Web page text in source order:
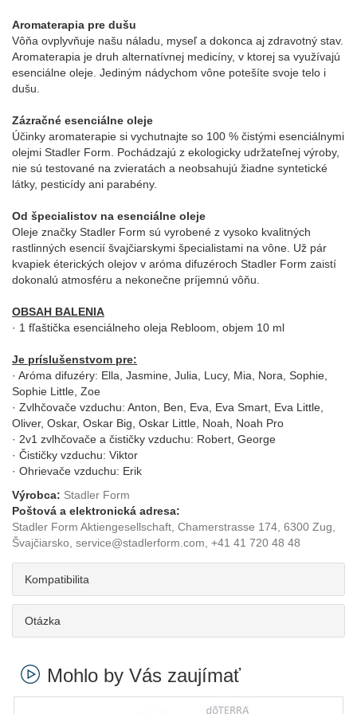
Aromaterapia pre dušu
Vôňa ovplyvňuje našu náladu, myseľ a dokonca aj zdravotný stav.
Aromaterapia je druh alternatívnej medicíny, v ktorej sa využívajú
esenciálne oleje. Jediným nádychom vône potešíte svoje telo i
dušu.
Zázračné esenciálne oleje
Účinky aromaterapie si vychutnajte so 100 % čistými esenciálnymi
olejmi Stadler Form. Pochádzajú z ekologicky udržateľnej výroby,
nie sú testované na zvieratách a neobsahujú žiadne syntetické
látky, pesticídy ani parabény.
Od špecialistov na esenciálne oleje
Oleje značky Stadler Form sú vyrobené z vysoko kvalitných
rastlinných esencií švajčiarskymi špecialistami na vône. Už pár
kvapiek éterických olejov v aróma difuzéroch Stadler Form zaistí
dokonalú atmosféru a nekonečne príjemnú vôňu.
OBSAH BALENIA
· 1 fľaštička esenciálneho oleja Rebloom, objem 10 ml
Je príslušenstvom pre:
· Aróma difuzéry: Ella, Jasmine, Julia, Lucy, Mia, Nora, Sophie,
Sophie Little, Zoe
· Zvlhčovače vzduchu: Anton, Ben, Eva, Eva Smart, Eva Little,
Oliver, Oskar, Oskar Big, Oskar Little, Noah, Noah Pro
· 2v1 zvlhčovače a čističky vzduchu: Robert, George
· Čističky vzduchu: Viktor
· Ohrievače vzduchu: Erik
Výrobca: Stadler Form
Poštová a elektronická adresa:
Stadler Form Aktiengesellschaft, Chamerstrasse 174, 6300 Zug,
Švajčiarsko, service@stadlerform.com, +41 41 720 48 48
Kompatibilita
Otázka
Mohlo by Vás zaujímať